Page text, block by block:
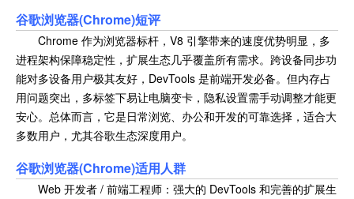
谷歌浏览器(Chrome)短评
Chrome 作为浏览器标杆，V8 引擎带来的速度优势明显，多
进程架构保障稳定性，扩展生态几乎覆盖所有需求。跨设备同步功
能对多设备用户极其友好，DevTools 是前端开发必备。但内存占
用问题突出，多标签下易让电脑变卡，隐私设置需手动调整才能更
安心。总体而言，它是日常浏览、办公和开发的可靠选择，适合大
多数用户，尤其谷歌生态深度用户。
谷歌浏览器(Chrome)适用人群
Web 开发者 / 前端工程师：强大的 DevTools 和完善的扩展生